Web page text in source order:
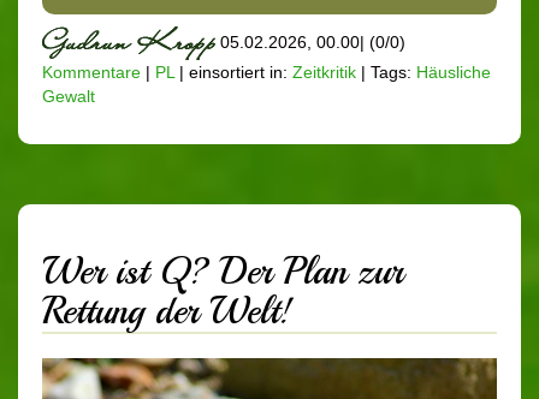
05.02.2026, 00.00| (0/0)
Kommentare | PL | einsortiert in: Zeitkritik | Tags: Häusliche
Gewalt
Wer ist Q? Der Plan zur
Rettung der Welt!